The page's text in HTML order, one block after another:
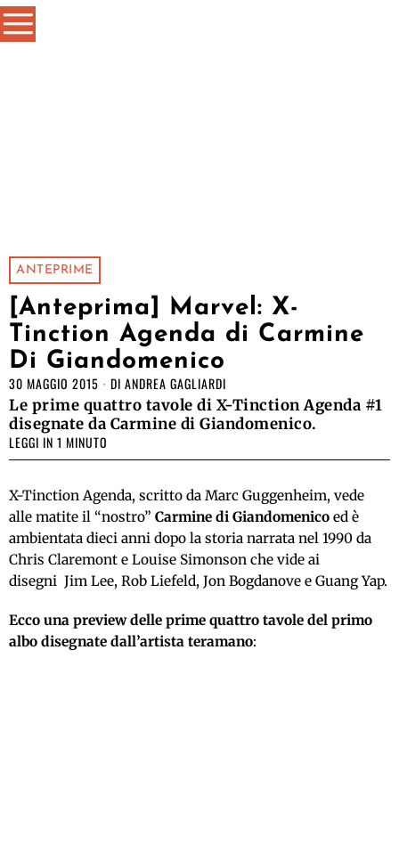
ANTEPRIME
[Anteprima] Marvel: X-
Tinction Agenda di Carmine
Di Giandomenico
30 MAGGIO 2015 DI ANDREA GAGLIARDI
Le prime quattro tavole di X-Tinction Agenda #1
disegnate da Carmine di Giandomenico.
LEGGI IN 1 MINUTO
X-Tinction Agenda, scritto da Marc Guggenheim, vede
alle matite il “nostro” Carmine di Giandomenico ed è
ambientata dieci anni dopo la storia narrata nel 1990 da
Chris Claremont e Louise Simonson che vide ai
disegni Jim Lee, Rob Liefeld, Jon Bogdanove e Guang Yap.
Ecco una preview delle prime quattro tavole del primo
albo disegnate dall’artista teramano: